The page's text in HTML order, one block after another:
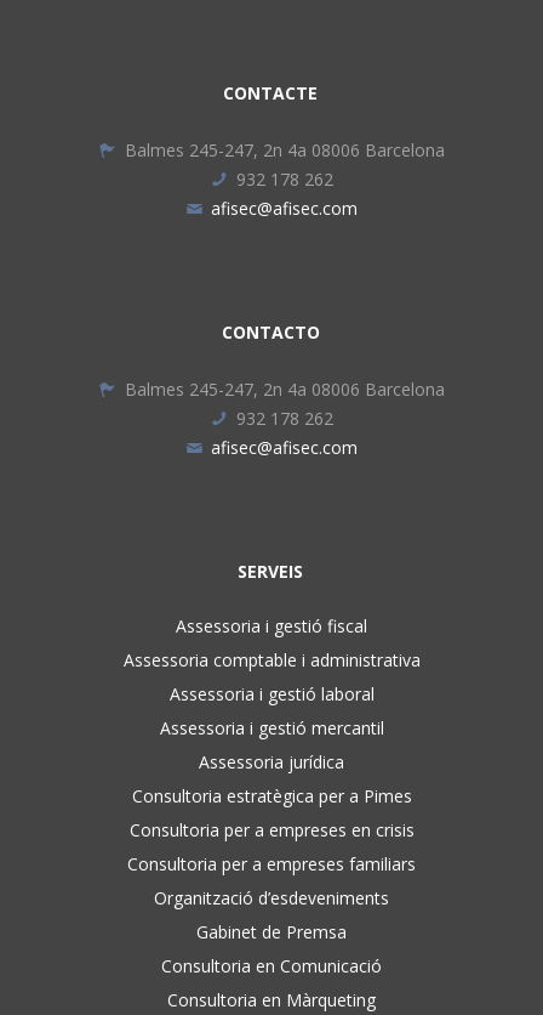
CONTACTE
Balmes 245-247, 2n 4a 08006 Barcelona
932 178 262
afisec@afisec.com
CONTACTO
Balmes 245-247, 2n 4a 08006 Barcelona
932 178 262
afisec@afisec.com
SERVEIS
Assessoria i gestió fiscal
Assessoria comptable i administrativa
Assessoria i gestió laboral
Assessoria i gestió mercantil
Assessoria jurídica
Consultoria estratègica per a Pimes
Consultoria per a empreses en crisis
Consultoria per a empreses familiars
Organització d’esdeveniments
Gabinet de Premsa
Consultoria en Comunicació
Consultoria en Màrqueting